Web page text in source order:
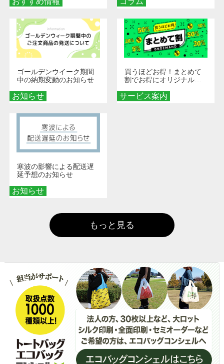
お知らせ
ゴールデンウイーク期間
中の納期変動のお知らせ
サービス案内
買うほどお得！まとめて
割でお得にオリジナルグ
お知らせ
寒波の影響による配送遅
延予想のお知らせ
もっと見る